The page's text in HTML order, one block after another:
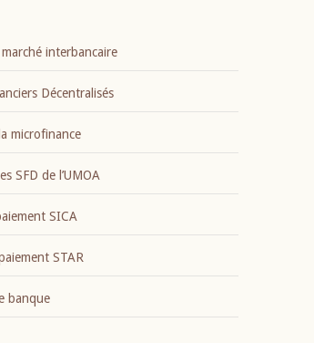
interbancaire
Décentralisés
microfinance
SFD de l’UMOA
SICA
STAR
banque